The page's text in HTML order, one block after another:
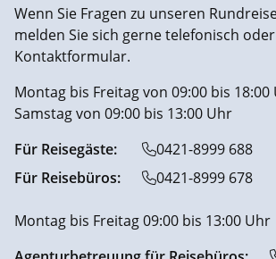
Wenn Sie Fragen zu unseren
melden Sie sich gerne telefonisch
Kontaktformular.
Montag bis Freitag von 09:00 bis 18:00
Samstag von 09:00 bis 13:00 Uhr
Für Reisegäste:
0421-8999 688
Für Reisebüros:
0421-8999 678
Montag bis Freitag 09:00 bis 13:00 Uhr